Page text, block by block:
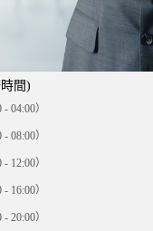
間)
- 04:00）
- 08:00）
- 12:00）
- 16:00）
- 20:00）